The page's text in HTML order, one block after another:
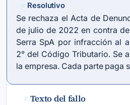
Resolutivo
Se rechaza el Acta de
de julio de 2022 en contra
Serra SpA por infracción al
2° del Código Tributario. Se
la empresa. Cada parte paga
# Texto del fallo